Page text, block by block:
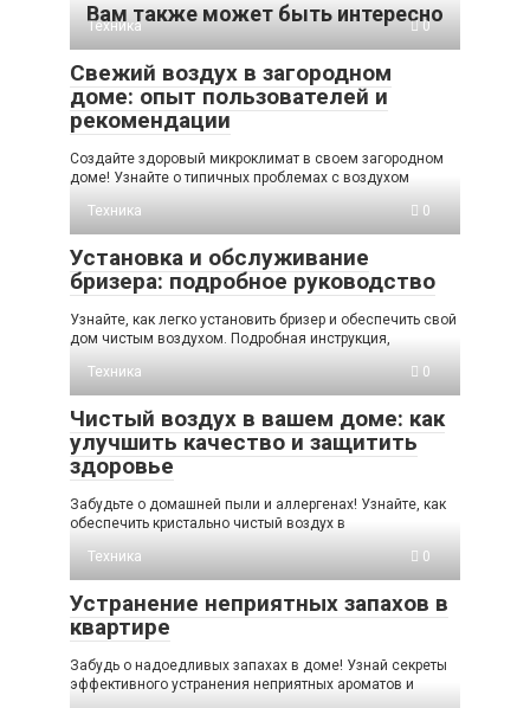
Вам также может быть интересно
Техника 0
Свежий воздух в загородном
доме: опыт пользователей и
рекомендации
Создайте здоровый микроклимат в своем загородном
доме! Узнайте о типичных проблемах с воздухом
Техника
0
Установка и обслуживание
бризера: подробное руководство
Узнайте, как легко установить бризер и обеспечить свой
дом чистым воздухом. Подробная инструкция,
Техника
0
Чистый воздух в вашем доме: как
улучшить качество и защитить
здоровье
Забудьте о домашней пыли и аллергенах! Узнайте, как
обеспечить кристально чистый воздух в
Техника
0
Устранение неприятных запахов в
квартире
Забудь о надоедливых запахах в доме! Узнай секреты
эффективного устранения неприятных ароматов и